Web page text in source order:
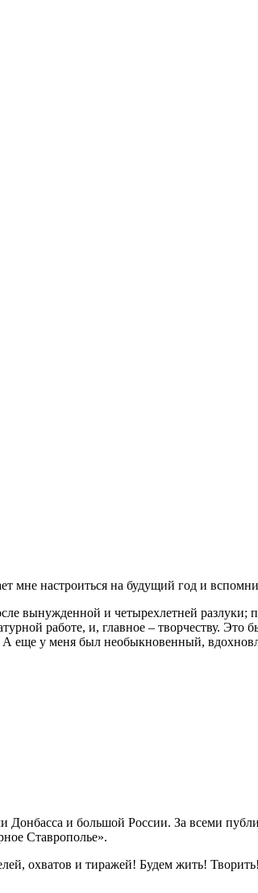
мне настроиться на будущий год и
вынужденной и четырехлетней разлуки;
работе, и, главное – творчеству.
А еще у меня был необыкновенный,
и большой России. За всеми
Ставрополье».
охватов и тиражей! Будем жить!